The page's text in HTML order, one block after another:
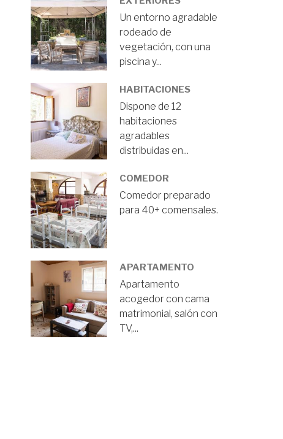
Un entorno agradable
rodeado de
vegetación, con una
piscina y...
HABITACIONES
Dispone de 12
habitaciones
agradables
distribuidas en...
COMEDOR
Comedor preparado
para 40+ comensales.
APARTAMENTO
Apartamento
acogedor con cama
matrimonial, salón con
TV,...